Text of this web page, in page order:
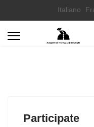
Select
Italiano
Participate